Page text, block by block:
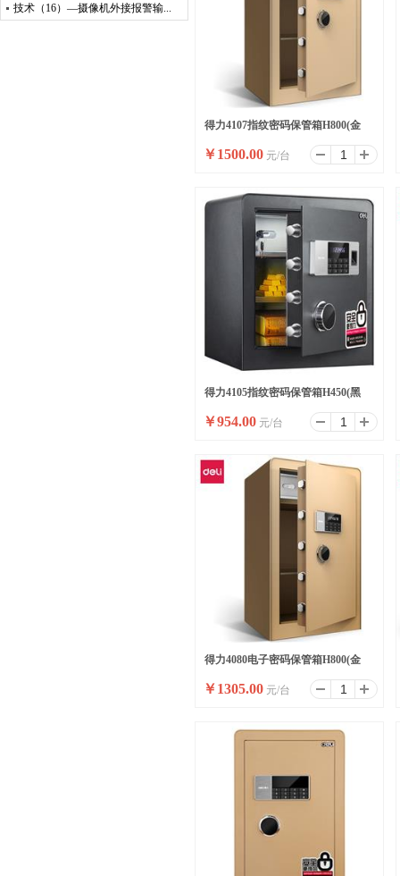
技术（16）—摄像机外接报警输...
得力4107指纹密码保管箱H800(金
色)(台)
￥1500.00 元/台
得力4105指纹密码保管箱H450(黑
色)(台)
￥954.00 元/台
得力4080电子密码保管箱H800(金
色)(台)
￥1305.00 元/台